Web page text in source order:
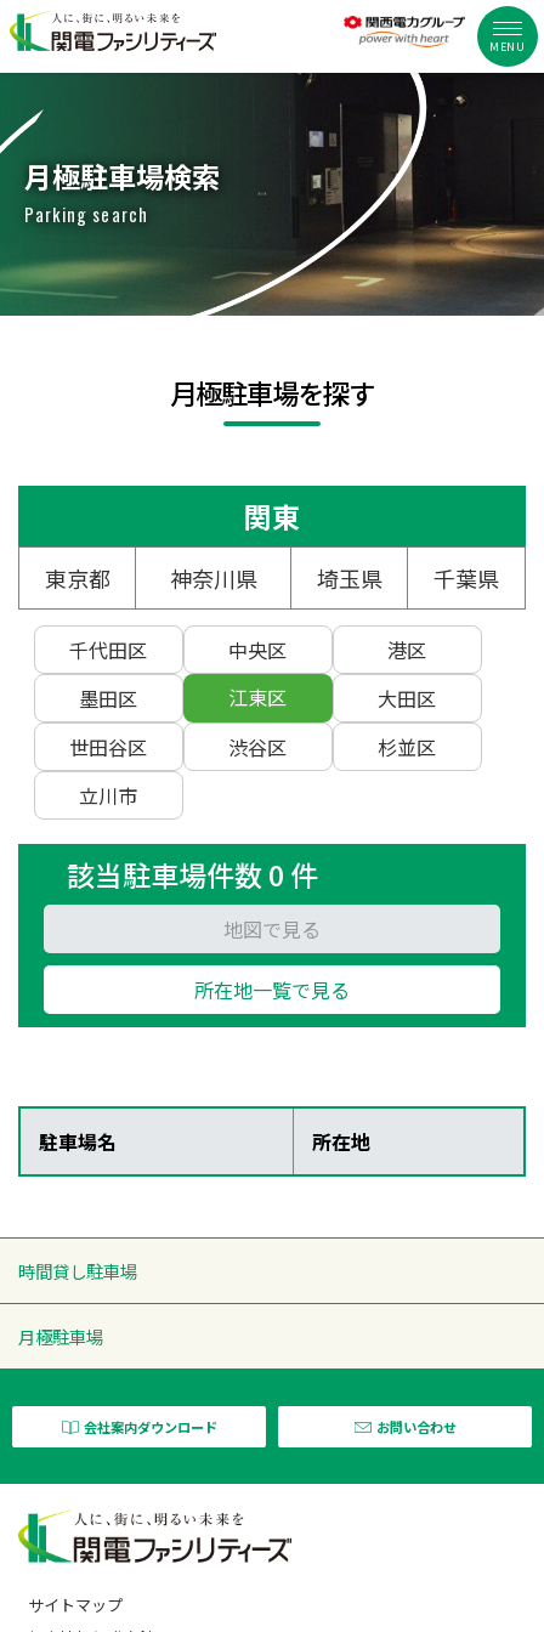
MENU
月極駐車場検索
Parking search
時間貸し駐車場
月極駐車場
月極駐車場を探す
関東
東京都 神奈川県 埼玉県 千葉県
千代田区 中央区
港区
墨田区
江東区
大田区
世田谷区
渋谷区
杉並区
立川市
該当駐車場件数 0 件
地図で見る
所在地一覧で見る
駐車場名 所在地
会社案内ダウンロード お問い合わせ
サイトマップ